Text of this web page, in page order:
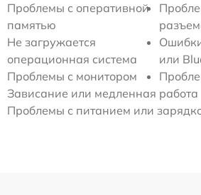
Проблемы с оперативной
памятью
Не загружается
операционная система
Проблемы с монитором
или
Зависание или медленная работа
Проблемы с питанием или